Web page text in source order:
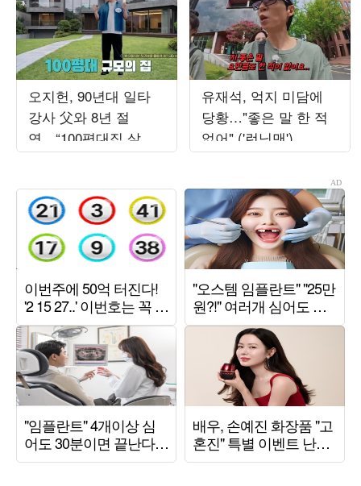
오지헌, 90년대 일타
강사 父와 8년 절
연…“100평대집 살았
지만 행복하지 않았다”
유재석, 억지 미담에
당황…"좋은 말 한 적
없어" ('런닝맨')